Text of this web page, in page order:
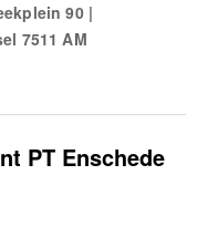
bewaakt het visuele
90 |
7511 AM
PT Enschede